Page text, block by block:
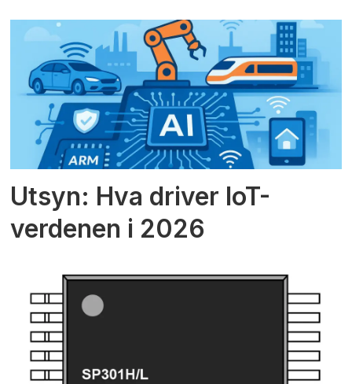
Utsyn: Hva driver IoT-
verdenen i 2026